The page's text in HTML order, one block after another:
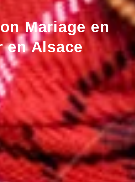
Mariage en
en Alsace